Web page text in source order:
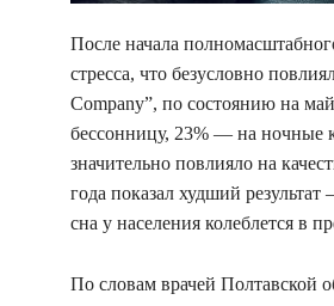
После начала
стресса, что безусловно
Company”, по состоянию на
бессонницу, 23% — на ночные
значительно повлияло на
года показал худший
сна у населения колеблется в
По словам врачей Полтавской